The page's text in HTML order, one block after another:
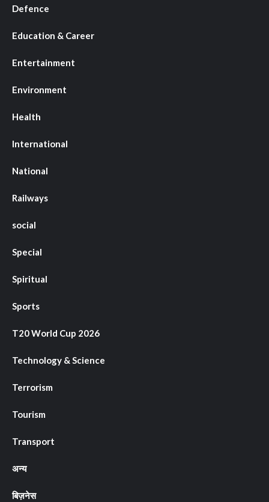
Defence
Education & Career
Entertainment
Environment
Health
International
National
Railways
social
Special
Spiritual
Sports
T20 World Cup 2026
Technology & Science
Terrorism
Tourism
Transport
अन्य
बिज़नेस